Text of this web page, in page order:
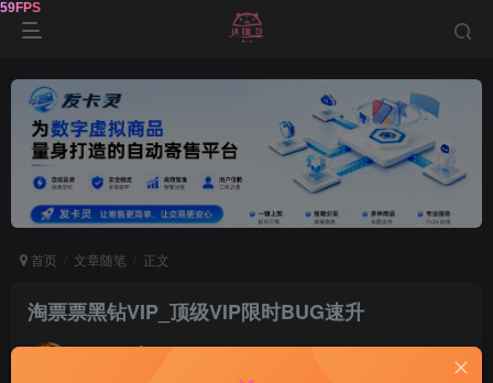
首页 文章随笔 正文
淘票票黑钻VIP_顶级VIP限时BUG速升
达令 关注